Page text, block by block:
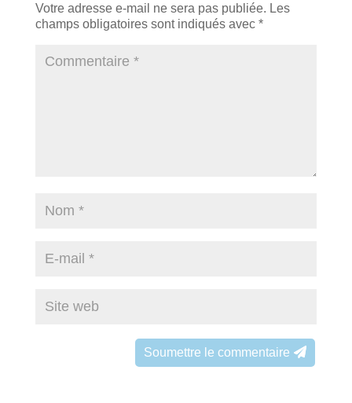
Votre adresse e-mail ne sera pas publiée. Les
champs obligatoires sont indiqués avec *
Soumettre le commentaire